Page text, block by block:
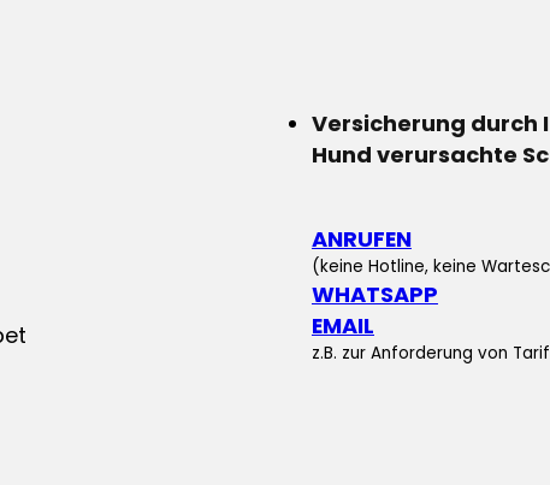
Versicherung durch
Hund verursachte
ANRUFEN
(keine Hotline, keine
WHATSAPP
EMAIL
z.B. zur Anforderung von